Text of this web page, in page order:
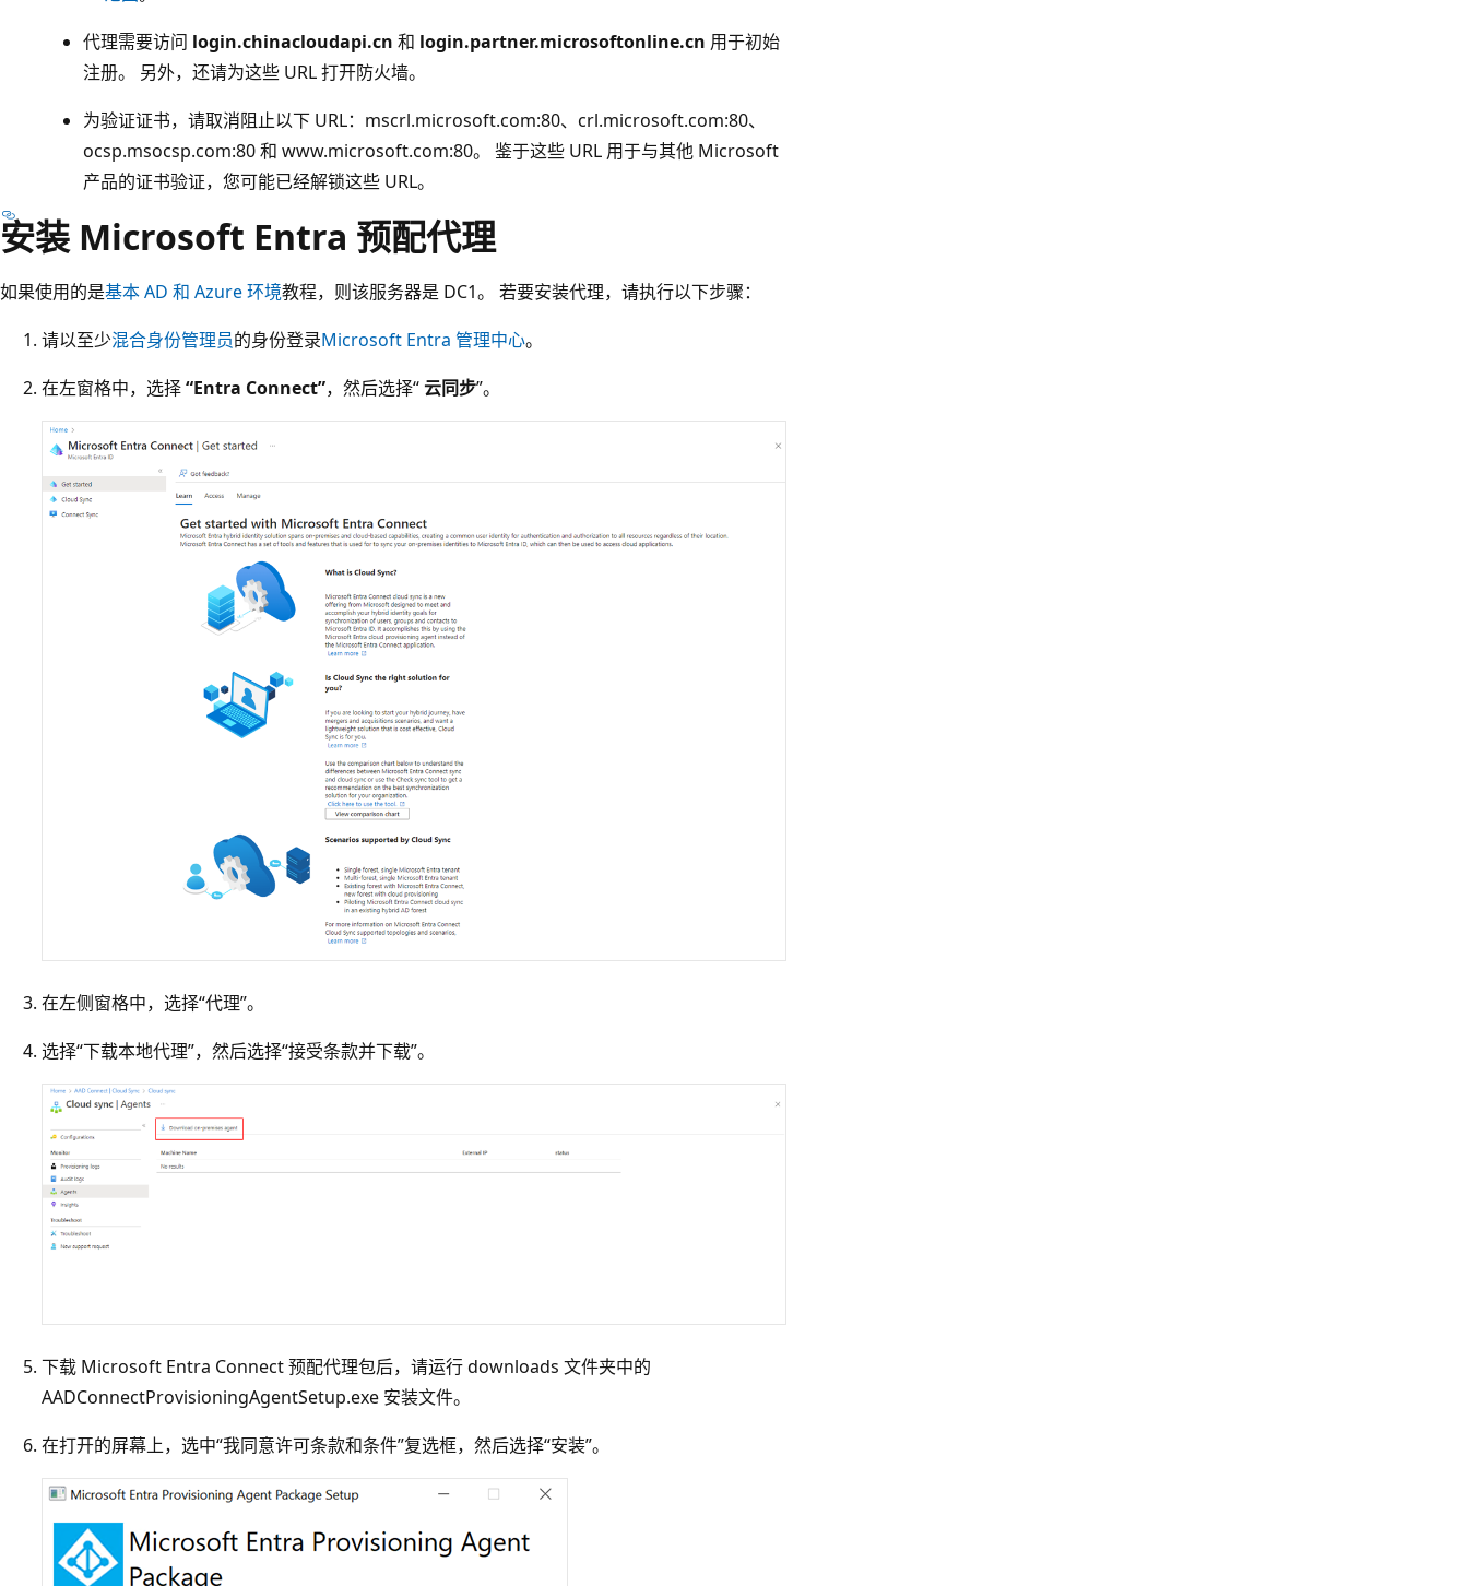
代理需要访问 login.chinacloudapi.cn 和 login.partner.microsoftonline.cn 用于初始
注册。 另外，还请为这些 URL 打开防火墙。
为验证证书，请取消阻止以下 URL：mscrl.microsoft.com:80、crl.microsoft.com:80、
ocsp.msocsp.com:80和 www.microsoft.com:80。 鉴于这些 URL 用于与其他 Microsoft
产品的证书验证，您可能已经解锁这些 URL。
安装 Microsoft Entra 预配代理
如果使用的是基本 AD 和 Azure 环境教程，则该服务器是 DC1。 若要安装代理，请执行以下步骤：
请以至少混合身份管理员的身份登录Microsoft Entra 管理中心。
在左窗格中，选择“Entra Connect”，然后选择“云同步”。
在左侧窗格中，选择“代理”。
选择“下载本地代理”，然后选择“接受条款并下载”。
下载 Microsoft Entra Connect 预配代理包后，请运行 downloads 文件夹中的
AADConnectProvisioningAgentSetup.exe 安装文件。
在打开的屏幕上，选中“我同意许可条款和条件”复选框，然后选择“安装”。